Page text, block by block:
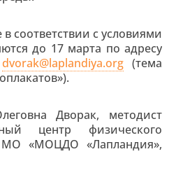
соответствии с условиями
до 17 марта по адресу
dvorak@laplandiya.org (тема
Дворак, методист
центр физического
МО «МОЦДО «Лапландия»,